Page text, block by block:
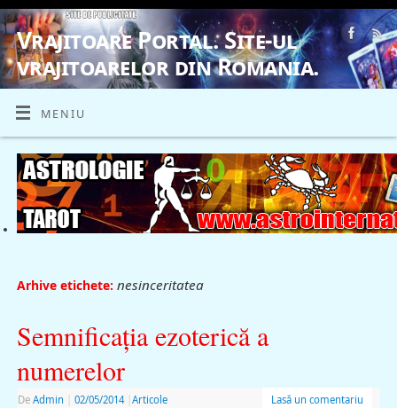
Vrajitoare Portal. Site-ul
vrajitoarelor din Romania.
VRAJITOARE, VRAJITOARELE, VRAJITOARE
MENIU
Arhive etichete: nesinceritatea
Semnificaţia ezoterică a
numerelor
De Admin 02/05/2014 Articole Lasă un comentariu